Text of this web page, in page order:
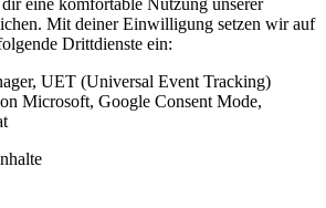
Mit deiner Einwilligung setzen wir auf
Drittdienste ein:
UET (Universal Event Tracking)
Microsoft, Google Consent Mode,